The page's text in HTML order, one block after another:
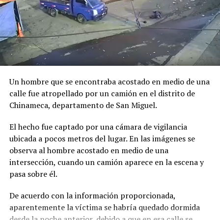
trámites legales y forenses. Se espera que en las
próximas horas o días se conozcan más detalles sobre la
identidad y las causas del deceso.
asumir esta nueva responsabilidad al frente de la nación
colombiana.
Un hombre que se encontraba acostado en medio de una
calle fue atropellado por un camión en el distrito de
Chinameca, departamento de San Miguel.
El hecho fue captado por una cámara de vigilancia
ubicada a pocos metros del lugar. En las imágenes se
observa al hombre acostado en medio de una
intersección, cuando un camión aparece en la escena y
pasa sobre él.
De acuerdo con la información proporcionada,
aparentemente la víctima se habría quedado dormida